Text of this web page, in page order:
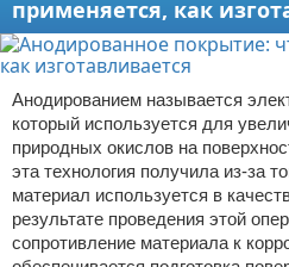
применяется, как
Анодированием называется
который используется для
природных окислов на
эта технология получила из-за
материал используется в
результате проведения этой
сопротивление материала к